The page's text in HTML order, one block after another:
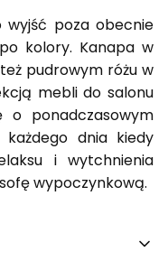
wyjść poza obecnie
kolory. Kanapa w
pudrowym różu w
mebli do salonu
o ponadczasowym
dnia kiedy
i wytchnienia
wypoczynkową.